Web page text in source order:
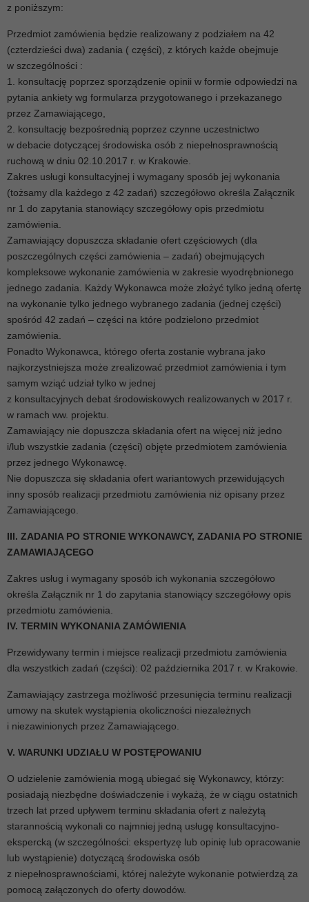
z poniższym:
Przedmiot zamówienia będzie realizowany z podziałem na 42
(czterdzieści dwa) zadania ( części), z których każde obejmuje
w szczególności :
1. konsultację poprzez sporządzenie opinii w formie odpowiedzi na
pytania ankiety wg formularza przygotowanego i przekazanego
przez Zamawiającego,
2. konsultację bezpośrednią poprzez czynne uczestnictwo
w debacie dotyczącej środowiska osób z niepełnosprawnością
ruchową w dniu 02.10.2017 r. w Krakowie.
Zakres usługi konsultacyjnej i wymagany sposób jej wykonania
(tożsamy dla każdego z 42 zadań) szczegółowo określa Załącznik
nr 1 do zapytania stanowiący szczegółowy opis przedmiotu
zamówienia.
Zamawiający dopuszcza składanie ofert częściowych (dla
poszczególnych części zamówienia – zadań) obejmujących
kompleksowe wykonanie zamówienia w zakresie wyodrębnionego
jednego zadania. Każdy Wykonawca może złożyć tylko jedną ofertę
na wykonanie tylko jednego wybranego zadania (jednej części)
spośród 42 zadań – części na które podzielono przedmiot
zamówienia.
Ponadto Wykonawca, którego oferta zostanie wybrana jako
najkorzystniejsza może zrealizować przedmiot zamówienia i tym
samym wziąć udział tylko w jednej
z konsultacyjnych debat środowiskowych realizowanych w 2017 r.
w ramach ww. projektu.
Zamawiający nie dopuszcza składania ofert na więcej niż jedno
i/lub wszystkie zadania (części) objęte przedmiotem zamówienia
przez jednego Wykonawcę.
Nie dopuszcza się składania ofert wariantowych przewidujących
inny sposób realizacji przedmiotu zamówienia niż opisany przez
Zamawiającego.
III. ZADANIA PO STRONIE WYKONAWCY, ZADANIA PO STRONIE
ZAMAWIAJĄCEGO
Zakres usług i wymagany sposób ich wykonania szczegółowo
określa Załącznik nr 1 do zapytania stanowiący szczegółowy opis
przedmiotu zamówienia.
IV. TERMIN WYKONANIA ZAMÓWIENIA
Przewidywany termin i miejsce realizacji przedmiotu zamówienia
dla wszystkich zadań (części): 02 października 2017 r. w Krakowie.
Zamawiający zastrzega możliwość przesunięcia terminu realizacji
umowy na skutek wystąpienia okoliczności niezależnych
i niezawinionych przez Zamawiającego.
V. WARUNKI UDZIAŁU W POSTĘPOWANIU
O udzielenie zamówienia mogą ubiegać się Wykonawcy, którzy:
posiadają niezbędne doświadczenie i wykażą, że w ciągu ostatnich
trzech lat przed upływem terminu składania ofert z należytą
starannością wykonali co najmniej jedną usługę konsultacyjno-
ekspercką (w szczególności: ekspertyzę lub opinię lub opracowanie
lub wystąpienie) dotyczącą środowiska osób
z niepełnosprawnościami, której należyte wykonanie potwierdzą za
pomocą załączonych do oferty dowodów.